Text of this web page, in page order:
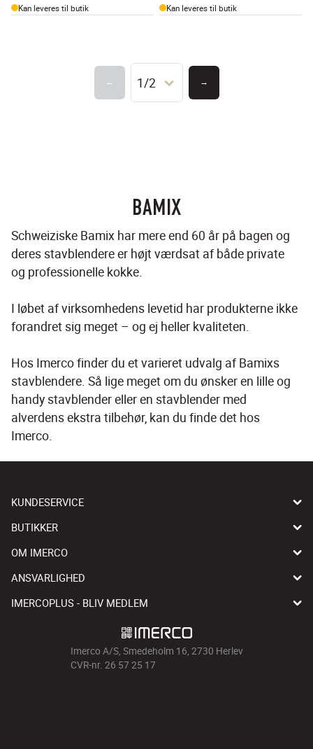
Kan leveres til butik
Kan leveres til butik
← 1/2 →
BAMIX
Schweiziske Bamix har mere end 60 år på bagen og
deres stavblendere er højt værdsat af både private
og professionelle kokke.
I løbet af virksomhedens levetid har produkterne ikke
forandret sig meget – og ej heller kvaliteten.
Hos Imerco finder du et varieret udvalg af Bamixs
stavblendere. Så lige meget om du ønsker en lille og
handy stavblender eller en stavblender med
alverdens ekstra tilbehør, kan du finde det hos
Imerco.
KUNDESERVICE
BUTIKKER
OM IMERCO
ANSVARLIGHED
IMERCOPLUS - BLIV MEDLEM
Imerco A/S, Smedeholm 16, 2730 Herlev
CVR-nr. 26 57 25 17